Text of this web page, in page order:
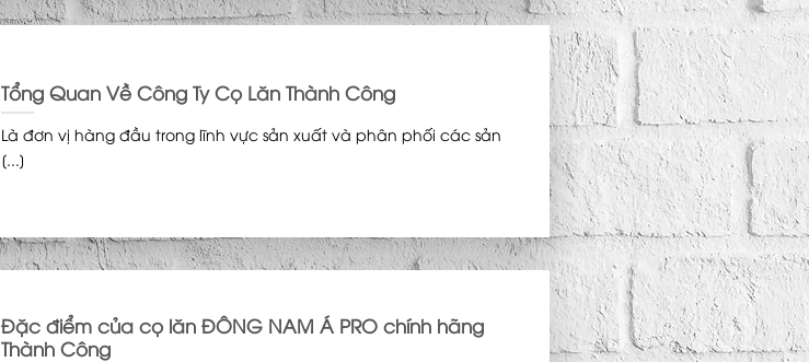
Tổng Quan Về Công Ty Cọ Lăn Thành Công
Là đơn vị hàng đầu trong lĩnh vực sản xuất và phân phối các sản
[...]
Đặc điểm của cọ lăn ĐÔNG NAM Á PRO chính hãng
Thành Công